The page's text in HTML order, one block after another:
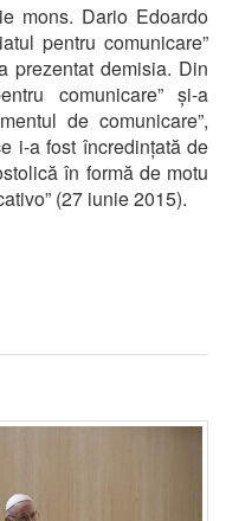
mons. Dario Edoardo
pentru comunicare”
prezentat demisia. Din
comunicare” și-a
de comunicare”,
i-a fost încredințată de
în formă de motu
(27 iunie 2015).